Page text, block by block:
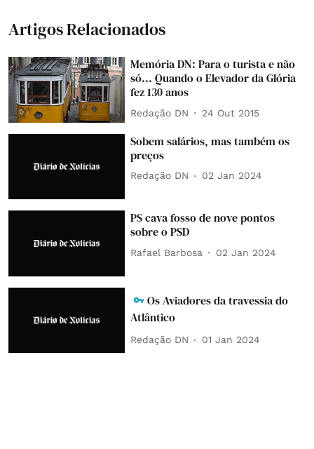
Artigos Relacionados
Memória DN: Para o turista e não
só... Quando o Elevador da Glória
fez 130 anos
Redação DN 24 Out 2015
Sobem salários, mas também os
preços
Redação DN 02 Jan 2024
PS cava fosso de nove pontos
sobre o PSD
Rafael Barbosa 02 Jan 2024
Os Aviadores da travessia do
Atlântico
Redação DN 01 Jan 2024